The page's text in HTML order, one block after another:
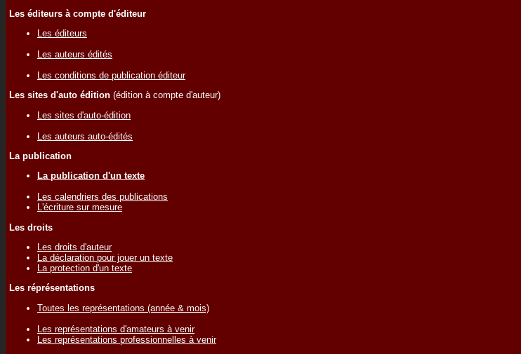
Les éditeurs à compte d'éditeur
Les éditeurs
Les auteurs édités
Les conditions de publication éditeur
Les sites d'auto édition (édition à compte d'auteur)
Les sites d'auto-édition
Les auteurs auto-édités
La publication
La publication d'un texte
Les calendriers des publications
L'écriture sur mesure
Les droits
Les droits d'auteur
La déclaration pour jouer un texte
La protection d'un texte
Les réprésentations
Toutes les représentations (année & mois)
Les représentations d'amateurs à venir
Les représentations professionnelles à venir